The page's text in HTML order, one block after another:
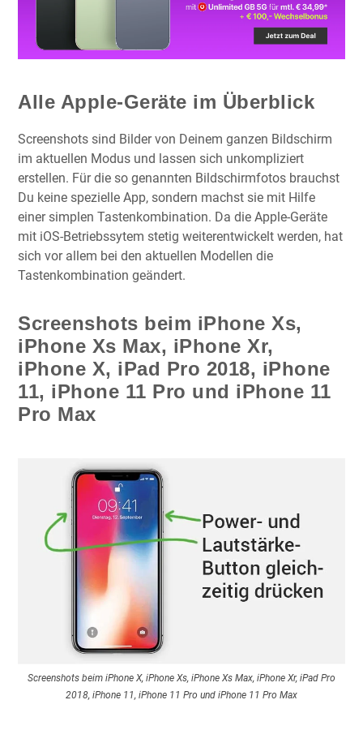
Alle Apple-Geräte im Überblick
Screenshots sind Bilder von Deinem ganzen Bildschirm
im aktuellen Modus und lassen sich unkompliziert
erstellen. Für die so genannten Bildschirmfotos brauchst
Du keine spezielle App, sondern machst sie mit Hilfe
einer simplen Tastenkombination. Da die Apple-Geräte
mit iOS-Betriebssytem stetig weiterentwickelt werden, hat
sich vor allem bei den aktuellen Modellen die
Tastenkombination geändert.
Screenshots beim iPhone Xs,
iPhone Xs Max, iPhone Xr,
iPhone X, iPad Pro 2018, iPhone
11, iPhone 11 Pro und iPhone 11
Pro Max
Screenshots beim iPhone X, iPhone Xs, iPhone Xs Max, iPhone Xr, iPad Pro
2018, iPhone 11, iPhone 11 Pro und iPhone 11 Pro Max